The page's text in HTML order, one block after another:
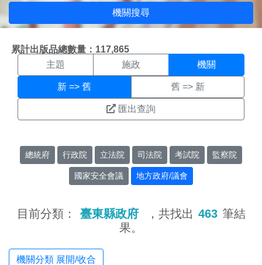
機關搜尋
累計出版品總數量：117,865
機關搜尋結果頁面
主題 施政 機關
新 => 舊 舊 => 新
匯出查詢
總統府 行政院 立法院 司法院 考試院 監察院
國家安全會議 地方政府/議會
目前分類： 臺東縣政府 ，共找出 463 筆結
果。
機關分類 展開/收合